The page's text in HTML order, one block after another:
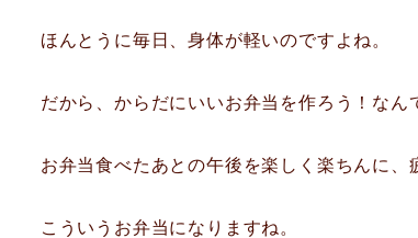
ほんとうに毎日、身体が軽いのですよね。
だから、からだにいいお弁当を作ろう！なん
お弁当食べたあとの午後を楽しく楽ちんに、
こういうお弁当になりますね。